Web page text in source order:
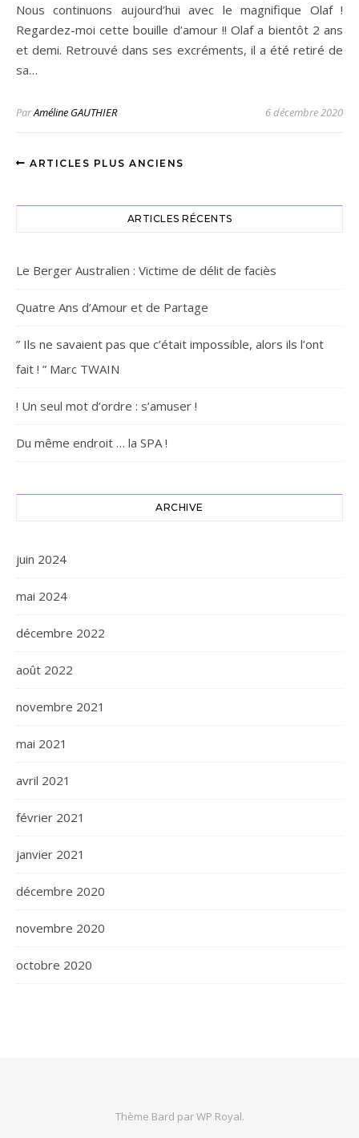
Nous continuons aujourd’hui avec le magnifique Olaf !
Regardez-moi cette bouille d’amour !! Olaf a bientôt 2 ans
et demi. Retrouvé dans ses excréments, il a été retiré de
sa…
ParAméline GAUTHIER 6 décembre 2020
ARTICLES PLUS ANCIENS
ARTICLES RÉCENTS
Le Berger Australien : Victime de délit de faciès
Quatre Ans d’Amour et de Partage
” Ils ne savaient pas que c’était impossible, alors ils l’ont
fait ! ” Marc TWAIN
! Un seul mot d’ordre : s’amuser !
Du même endroit … la SPA !
ARCHIVE
juin 2024
mai 2024
décembre 2022
août 2022
novembre 2021
mai 2021
avril 2021
février 2021
janvier 2021
décembre 2020
novembre 2020
octobre 2020
Thème Bard parWP Royal.